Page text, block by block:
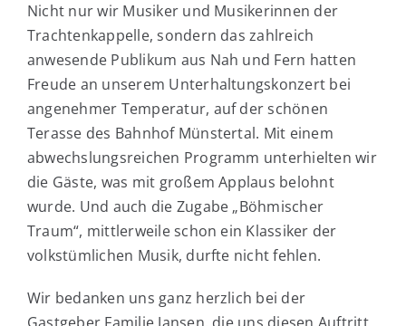
Nicht nur wir Musiker und Musikerinnen der
Trachtenkappelle, sondern das zahlreich
anwesende Publikum aus Nah und Fern hatten
Freude an unserem Unterhaltungskonzert bei
angenehmer Temperatur, auf der schönen
Terasse des Bahnhof Münstertal. Mit einem
abwechslungsreichen Programm unterhielten wir
die Gäste, was mit großem Applaus belohnt
wurde. Und auch die Zugabe „Böhmischer
Traum“, mittlerweile schon ein Klassiker der
volkstümlichen Musik, durfte nicht fehlen.
Wir bedanken uns ganz herzlich bei der